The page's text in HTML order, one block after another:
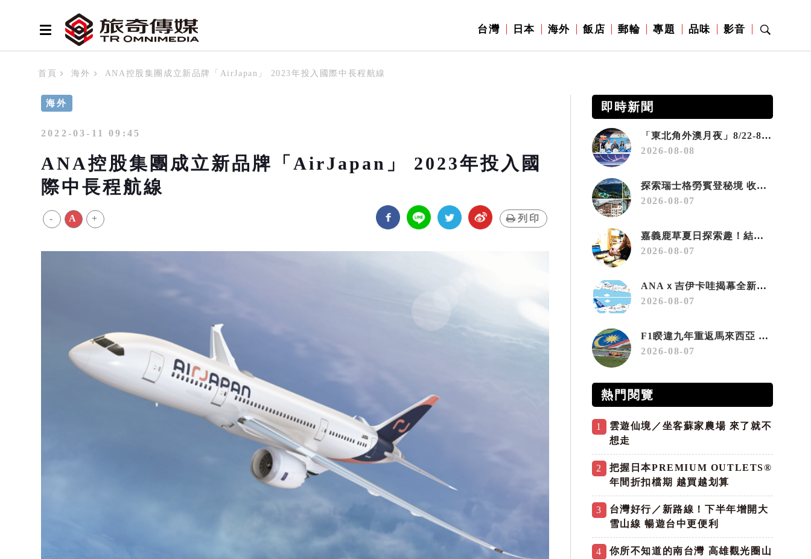
台灣 日本 海外 飯店 郵輪 專題 品味 影音
首頁 海外 ANA控股集團成立新品牌「AirJapan」 2023年投入國際中長程航線
海外
2022-03-11 09:45
ANA控股集團成立新品牌「AirJapan」 2023年投入國
際中長程航線
- A + 列印
即時新聞
「東北角外澳月夜」8/22-8/23浪漫登場 串聯五漁村、音樂、市集、火舞與慢旅共度夏夜
2026-08-08
探索瑞士格勞賓登秘境 收藏六種阿爾卑斯夏日療癒之旅
2026-08-07
嘉義鹿草夏日探索趣！結合科學、農場與自然的親子小旅行
2026-08-07
ANAｘ吉伊卡哇揭幕全新彩繪機「Chiikawa JET」
2026-08-07
F1睽違九年重返馬來西亞 三大國際賽事打造10月運動旅遊熱潮 賽車、自行車、路跑同週登場
2026-08-07
熱門閱覽
1
雲遊仙境／坐客蘇家農場 來了就不
想走
2
把握日本PREMIUM OUTLETS®
年間折扣檔期 越買越划算
3
台灣好行／新路線！下半年增開大
雪山線 暢遊台中更便利
4
你所不知道的南台灣 高雄觀光圈山